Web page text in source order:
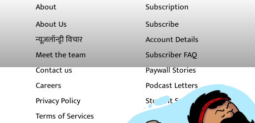
About
About Us
न्यूज़लॉन्ड्री विचार
Meet the team
Contact us
Careers
Privacy Policy
Terms of Services
Subscription
Subscribe
Account Details
Subscriber FAQ
Paywall Stories
Podcast Letters
Student Subscription
Newsletters